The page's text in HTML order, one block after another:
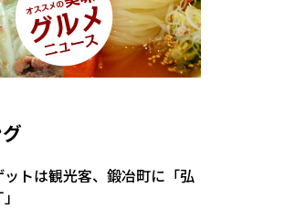
ットは観光客、鍛冶町に「弘